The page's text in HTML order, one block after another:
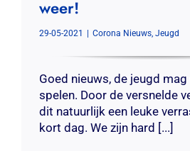
Contact
naar:
weer!
29-05-2021 | Corona Nieuws, Jeugd
Goed nieuws, de jeugd
spelen. Door de versnelde
dit natuurlijk een leuke
kort dag. We zijn hard [...]